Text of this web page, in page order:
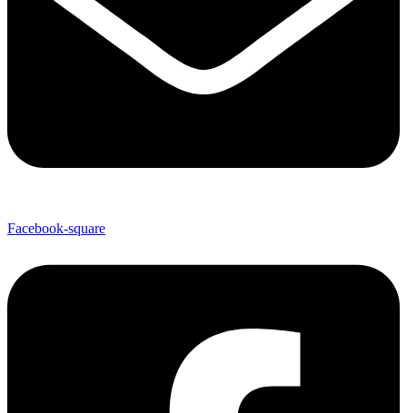
Facebook-square